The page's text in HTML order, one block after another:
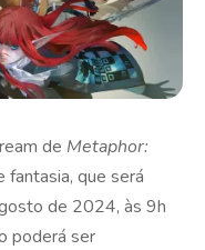
de Metaphor:
fantasia, que será
de 2024, às 9h
poderá ser